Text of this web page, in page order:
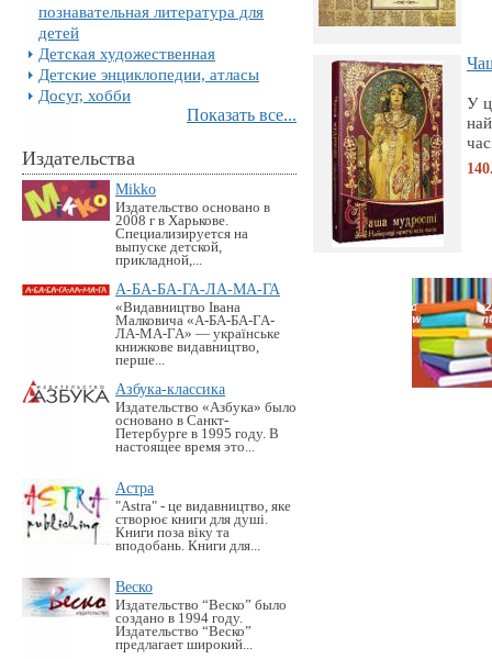
познавательная литература для
детей
Детская художественная
Детские энциклопедии, атласы
Досуг, хобби
Показать все...
Издательства
Mikko
Издательство основано в
2008 г в Харькове.
Специализируется на
выпуске детской,
прикладной,...
А-БА-БА-ГА-ЛА-МА-ГА
«Видавництво Івана
Малковича «А-БА-БА-ГА-
ЛА-МА-ГА» — українське
книжкове видавництво,
перше...
Азбука-классика
Издательство «Азбука» было
основано в Санкт-
Петербурге в 1995 году. В
настоящее время это...
Астра
"Astra" - це видавництво, яке
створює книги для душі.
Книги поза віку та
вподобань. Книги для...
Веско
Издательство “Веско” было
создано в 1994 году.
Издательство “Веско”
предлагает широкий...
У